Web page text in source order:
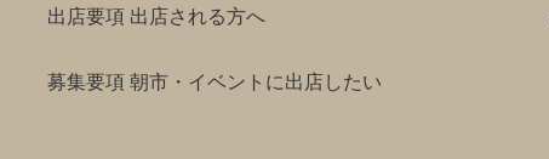
出店要項 出店される方へ
募集要項 朝市・イベントに出店したい